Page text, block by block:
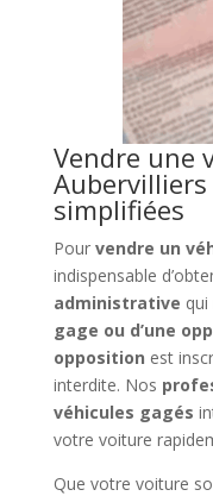
Vendre une
Aubervilliers
simplifiées
Pour vendre un
indispensable
administrative qui
gage ou d’une
opposition est
interdite. Nos
véhicules gagés
votre voiture
Que votre voiture